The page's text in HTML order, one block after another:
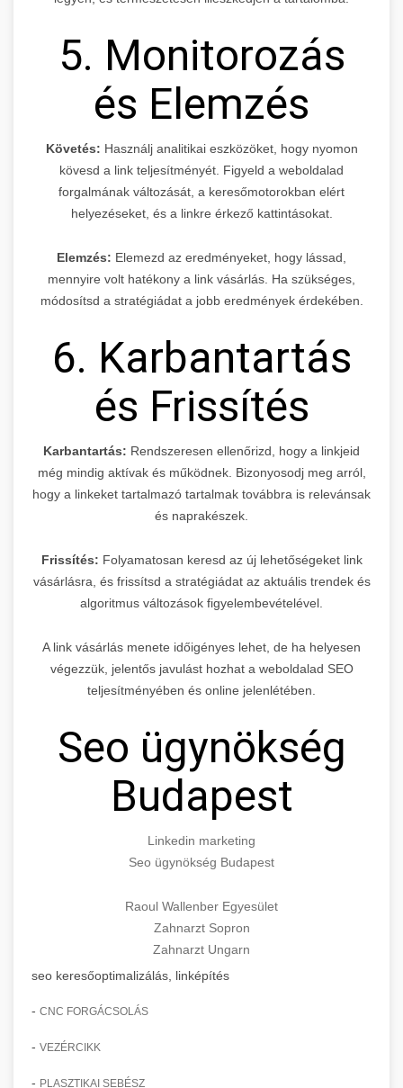
5. Monitorozás
és Elemzés
Követés: Használj analitikai eszközöket, hogy nyomon
kövesd a link teljesítményét. Figyeld a weboldalad
forgalmának változását, a keresőmotorokban elért
helyezéseket, és a linkre érkező kattintásokat.
Elemzés: Elemezd az eredményeket, hogy lássad,
mennyire volt hatékony a link vásárlás. Ha szükséges,
módosítsd a stratégiádat a jobb eredmények érdekében.
6. Karbantartás
és Frissítés
Karbantartás: Rendszeresen ellenőrizd, hogy a linkjeid
még mindig aktívak és működnek. Bizonyosodj meg arról,
hogy a linkeket tartalmazó tartalmak továbbra is relevánsak
és naprakészek.
Frissítés: Folyamatosan keresd az új lehetőségeket link
vásárlásra, és frissítsd a stratégiádat az aktuális trendek és
algoritmus változások figyelembevételével.
A link vásárlás menete időigényes lehet, de ha helyesen
végezzük, jelentős javulást hozhat a weboldalad SEO
teljesítményében és online jelenlétében.
Seo ügynökség
Budapest
Linkedin marketing
Seo ügynökség Budapest
Raoul Wallenber Egyesület
Zahnarzt Sopron
Zahnarzt Ungarn
seo keresőoptimalizálás, linképítés
- CNC FORGÁCSOLÁS
- VEZÉRCIKK
- PLASZTIKAI SEBÉSZ